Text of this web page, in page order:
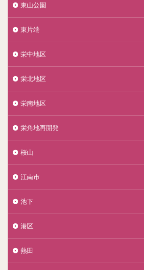
東山公園
東片端
栄中地区
栄北地区
栄南地区
栄角地再開発
桜山
江南市
池下
港区
熱田